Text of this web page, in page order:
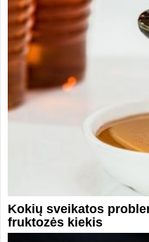
Kokių sveikatos
fruktozės kiekis